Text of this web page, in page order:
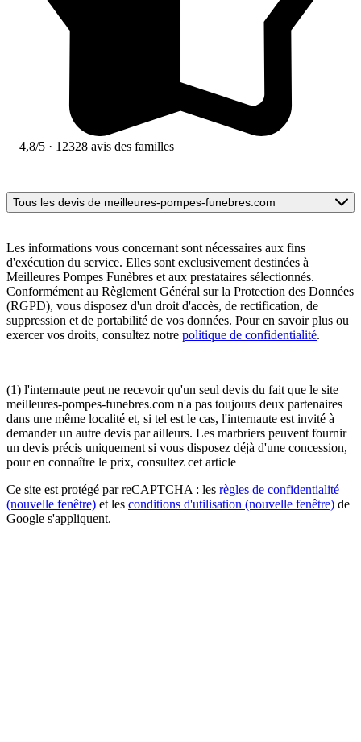
4,8/5 · 12328 avis des familles
Tous les devis de meilleures-pompes-funebres.com
Les informations vous concernant sont nécessaires aux fins
d'exécution du service. Elles sont exclusivement destinées à
Meilleures Pompes Funèbres et aux prestataires sélectionnés.
Conformément au Règlement Général sur la Protection des Données
(RGPD), vous disposez d'un droit d'accès, de rectification, de
suppression et de portabilité de vos données. Pour en savoir plus ou
exercer vos droits, consultez notre politique de confidentialité.
(1) l'internaute peut ne recevoir qu'un seul devis du fait que le site
meilleures-pompes-funebres.com n'a pas toujours deux partenaires
dans une même localité et, si tel est le cas, l'internaute est invité à
demander un autre devis par ailleurs. Les marbriers peuvent fournir
un devis précis uniquement si vous disposez déjà d'une concession,
pour en connaître le prix, consultez cet article
Ce site est protégé par reCAPTCHA : les règles de confidentialité
(nouvelle fenêtre) et les conditions d'utilisation (nouvelle fenêtre) de
Google s'appliquent.